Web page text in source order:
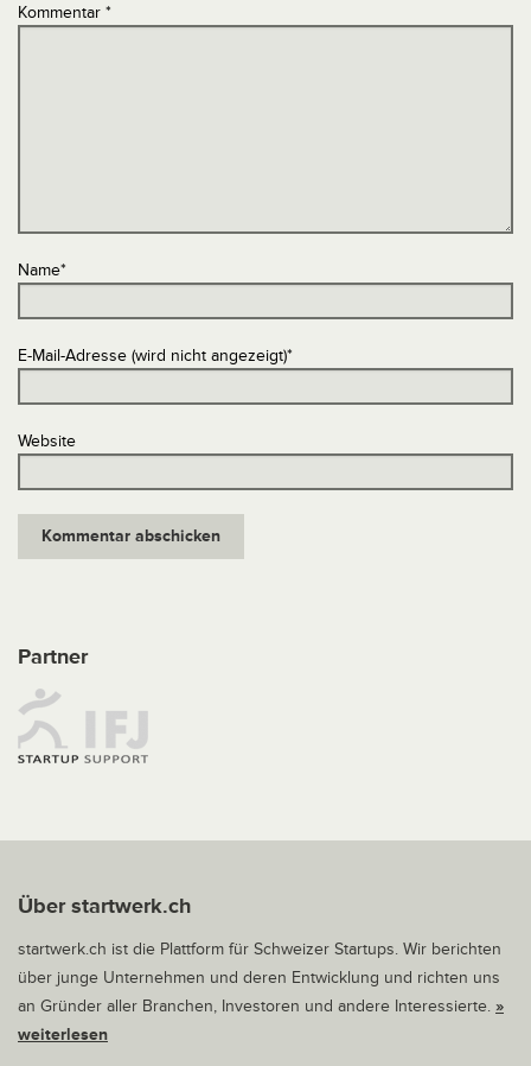
Kommentar *
Name*
E-Mail-Adresse (wird nicht angezeigt)*
Website
Partner
Über startwerk.ch
startwerk.ch ist die Plattform für Schweizer Startups. Wir berichten
über junge Unternehmen und deren Entwicklung und richten uns
an Gründer aller Branchen, Investoren und andere Interessierte. »
weiterlesen